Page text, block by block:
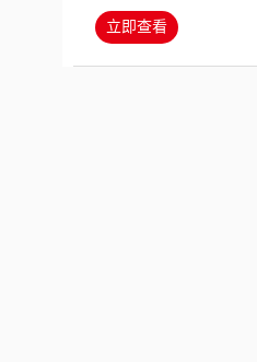
立即查看